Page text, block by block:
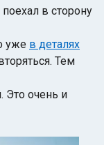
в сторону
уже в деталях
Тем
Это очень и